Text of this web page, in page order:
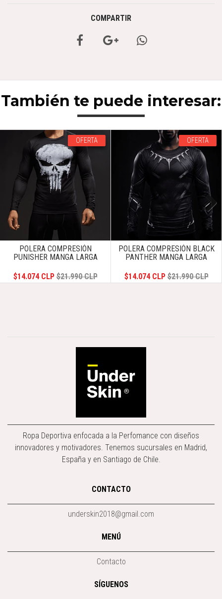
COMPARTIR
También te puede interesar:
OFERTA
POLERA COMPRESIÓN
PUNISHER MANGA LARGA
$14.074 CLP $21.990 CLP
OFERTA
POLERA COMPRESIÓN BLACK
PANTHER MANGA LARGA
$14.074 CLP $21.990 CLP
Next
Ropa Deportiva enfocada a la Perfomance con diseños
innovadores y motivadores. Tenemos sucursales en Madrid,
España y en Santiago de Chile.
CONTACTO
underskin2018@gmail.com
MENÚ
Contacto
SÍGUENOS